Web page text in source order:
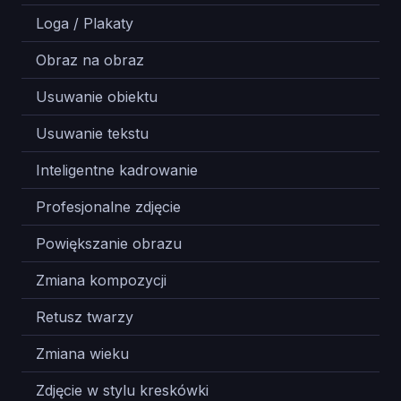
Loga / Plakaty
Obraz na obraz
Usuwanie obiektu
Usuwanie tekstu
Inteligentne kadrowanie
Profesjonalne zdjęcie
Powiększanie obrazu
Zmiana kompozycji
Retusz twarzy
Zmiana wieku
Zdjęcie w stylu kreskówki